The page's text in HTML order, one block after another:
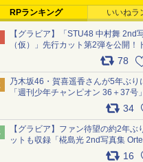
RPランキング いいねラ
【グラビア】「STU48 中村舞 2nd
（仮）」先行カット第2弾を公開！
るランジェリーカットなど新たな
78
乃木坂46・賀喜遥香さんが5年ぶり
「週刊少年チャンピオン 36＋37号
売 pic.x.com/2Mo85ZlRvK
34
【グラビア】ファン待望の約2年ぶ
ットも収録「椛島光 2nd写真集
16